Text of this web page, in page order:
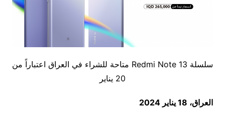
سلسلة Redmi Note 13 متاحة للشراء في العراق اعتباراً من
20 يناير
العراق، 18 يناير 2024